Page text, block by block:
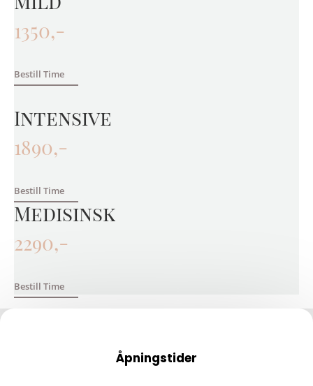
1350,-
Bestill Time
Intensive
1890,-
Bestill Time
Medisinsk
2290,-
Bestill Time
Åpningstider